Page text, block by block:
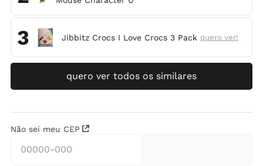
3 Jibbitz Crocs I Love Crocs 3 Pack quero ver!
quero ver todos os similares
Não sei meu CEP